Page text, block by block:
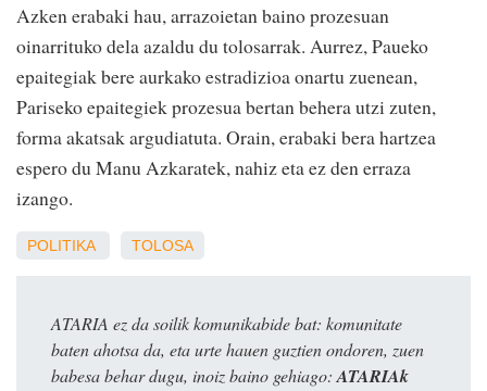
Azken erabaki hau, arrazoietan baino prozesuan
oinarrituko dela azaldu du tolosarrak. Aurrez, Paueko
epaitegiak bere aurkako estradizioa onartu zuenean,
Pariseko epaitegiek prozesua bertan behera utzi zuten,
forma akatsak argudiatuta. Orain, erabaki bera hartzea
espero du Manu Azkaratek, nahiz eta ez den erraza
izango.
POLITIKA TOLOSA
ATARIA ez da soilik komunikabide bat: komunitate
baten ahotsa da, eta urte hauen guztien ondoren, zuen
babesa behar dugu, inoiz baino gehiago: ATARIAk